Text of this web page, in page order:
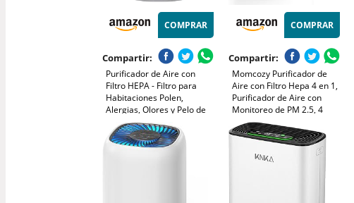
COMPRAR
Compartir:
Purificador de Aire con
Filtro HEPA - Filtro para
Habitaciones Polen,
Alergias, Olores y Pelo de
Mascotas, con Esponja de
Aromaterapia, 7.2W y 3
Velocidades, Silencioso
COMPRAR
Compartir:
Momcozy Purificador de
Aire con Filtro Hepa 4 en 1,
Purificador de Aire con
Monitoreo de PM 2.5, 4
Velocidades, Modo Sueño
de 21dB, Luz Nocturna
Ajustable, Ideal para Bebes
y Mascotas en Hogar